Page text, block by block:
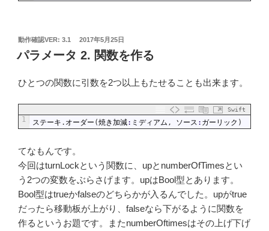
動作確認VER: 3.1
投
稿
日:
2017年5月25日
パラメータ 2. 関数を作る
ひとつの関数に引数を2つ以上もたせることも出来ます。
Swift
1 ステーキ . オーダー (焼き加減: ミディアム , ソース : ガーリック )
てなもんです。
今回はturnLockという関数に、upとnumberOfTimesとい
う2つの変数をぶらさげます。upはBool型とあります。
Bool型はtrueかfalseのどちらかが入るんでした。upがtrue
だったら移動板が上がり、falseなら下がるように関数を
作るというお題です。またnumberOftimesはその上げ下げ